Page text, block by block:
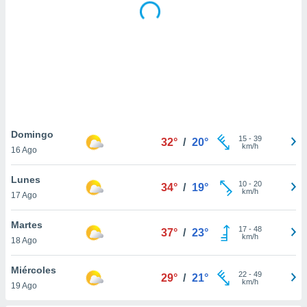
sitio
de
posible
traten tus
Para
Domingo
16 Ago
32° / 20° 15- 39
km/h
Lunes
17 Ago
34° / 19° 10- 20
km/h
Martes
18 Ago
37° / 23° 17- 48
km/h
Miércoles
19 Ago
29° / 21° 22- 49
km/h